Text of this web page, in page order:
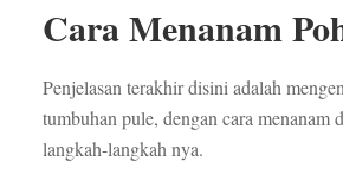
Cara Menanam
Penjelasan terakhir disini adalah
tumbuhan pule, dengan cara menanam
langkah-langkah nya.